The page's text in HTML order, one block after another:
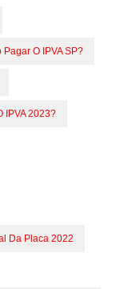
Pagar O IPVA SP?
IPVA 2023?
Da Placa 2022